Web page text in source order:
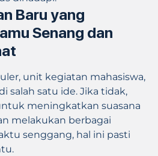
Baru yang
Senang dan
unit kegiatan mahasiswa,
salah satu ide. Jika tidak,
meningkatkan suasana
melakukan berbagai
senggang, hal ini pasti